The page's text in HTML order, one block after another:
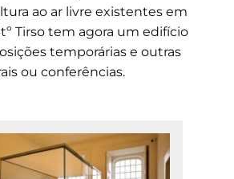
ao ar livre existentes em
Tirso tem agora um edifício
temporárias e outras
ou conferências.